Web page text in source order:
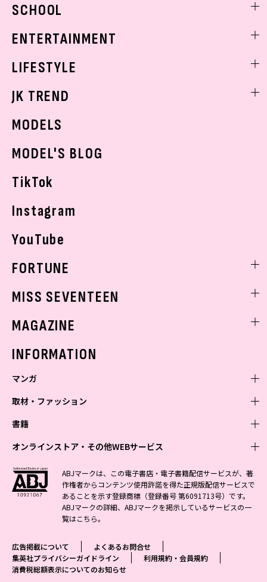
着回し
ベストコスメ
ボディケア
SCHOOL
学校ヘアメイク
ENTERTAINMENT
K-POP
LIFESTYLE
モデルの購入品
JK TREND
MODELS
MODEL'S BLOG
TikTok
Instagram
YouTube
FORTUNE
MISS SEVENTEEN
MAGAZINE
INFORMATION
マンガ
少年マンガ
Vジャンプ
最強ジャンプ
少年ジャンプ+
ジャンプTOON
ジャンプルーキー！
S-MANGA
青年マンガ
ZEBRACK
S-MANGA
集英社ジャンプリミックス
週刊ヤングジャンプ
ヤングジャンプ定期購読デジタル
少女マンガ
ZEBRACK
S-MANGA
集英社コミック文庫
マーガレット
別冊マーガレット
女性マンガ
ジャンプTOON
集英社コミック文庫
マンガMee公式サイト
リマコミ
取材・ファッション
ファッション・美容
BAILA
MAQUIA
eclat
T JAPAN
芸能・情報・スポーツ
週プレNEWS
週プレ グラジャパ!
書籍
文芸・文庫・総合
小説すばる
集英社 文芸ステーション
web 集英社文庫
アジア人物史
学芸・ノンフィクション・新書
1日5分で、明日は変わる よみタイ yomitai
集英社学芸部 - 学芸・ノンフィクション
集英社ビジネス書
集英社新書プラス - 知の水先案内人
kotoba
ライトノベル・ノベライズ
集英社オレンジ文庫
JUMP j-BOOKS
ダッシュエックス文庫公式サイト
集英社Webマガジン コバルト
集英社の児童図書 S-KIDS.LAND
オンラインストア・その他WEBサービス
オンラインストア
OTO
SHUEISHA MANGA-ART HERITAGE
ジャンプキャラクターズストア
HAPPY PLUS STORE
SHUEISHA VOX
LEEマルシェ
その他WEBサービス
集英社アドナビ
集英社エディターズ・ラボ
ABJマークは、この電子書店・電子書籍配信サービスが、著
作権者からコンテンツ使用許諾を得た正規版配信サービスで
あることを示す登録商標（登録番号 第6091713号）です。
ABJマークの詳細、ABJマークを掲示しているサービスの一
覧はこちら。
広告掲載について
よくあるお問合せ
集英社プライバシーガイドライン
利用規約・会員規約
消費税総額表示についてのお知らせ